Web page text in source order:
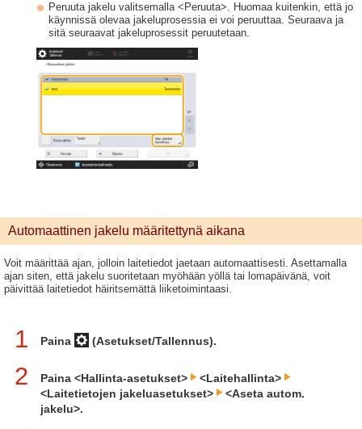
Peruuta jakelu valitsemalla <Peruuta>. Huomaa kuitenkin, että jo
käynnissä olevaa jakeluprosessia ei voi peruuttaa. Seuraava ja
sitä seuraavat jakeluprosessit peruutetaan.
Automaattinen jakelu määritettynä aikana
Voit määrittää ajan, jolloin laitetiedot jaetaan automaattisesti. Asettamalla
ajan siten, että jakelu suoritetaan myöhään yöllä tai lomapäivänä, voit
päivittää laitetiedot häiritsemättä liiketoimintaasi.
1 Paina (Asetukset/Tallennus).
2 Paina <Hallinta-asetukset>
<Laitehallinta>
<Laitetietojen jakeluasetukset>
<Aseta autom.
jakelu>.